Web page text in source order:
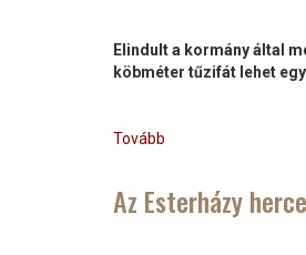
rendelete)
Elindult a kormány által
köbméter tűzifát lehet
Tovább
Az Esterházy